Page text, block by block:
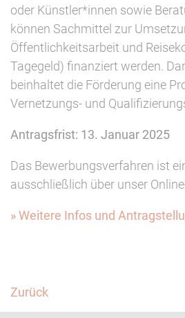
oder Künstler*innen sowie
können Sachmittel zur
Öffentlichkeitsarbeit und
Tagegeld) finanziert werden.
beinhaltet die Förderung eine
Vernetzungs- und
Antragsfrist: 13. Januar 2025
Das Bewerbungsverfahren ist
ausschließlich über unser
» Weitere Infos und
Zurück